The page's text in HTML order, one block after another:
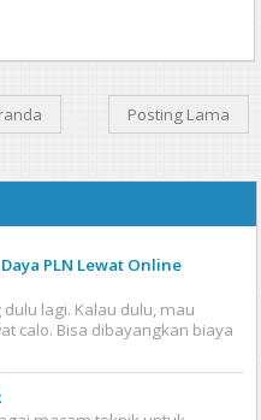
Posting Lama
PLN Lewat Online
lagi. Kalau dulu, mau
calo. Bisa dibayangkan biaya